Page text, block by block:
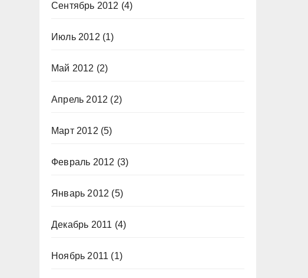
Сентябрь 2012 (4)
Июль 2012 (1)
Май 2012 (2)
Апрель 2012 (2)
Март 2012 (5)
Февраль 2012 (3)
Январь 2012 (5)
Декабрь 2011 (4)
Ноябрь 2011 (1)